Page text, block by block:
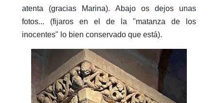
atenta (gracias Marina). Abajo os dejos unas
fotos... (fijaros en el de la "matanza de los
inocentes" lo bien conservado que está).